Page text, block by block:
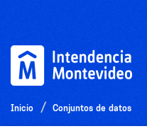
Inicio Conjuntos de datos